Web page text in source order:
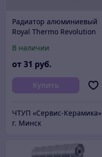
Радиатор алюминиевый
Royal Thermo Revolution
В наличии
от31 руб.
Купить
ЧТУП «Сервис-Керамика»
г. Минск